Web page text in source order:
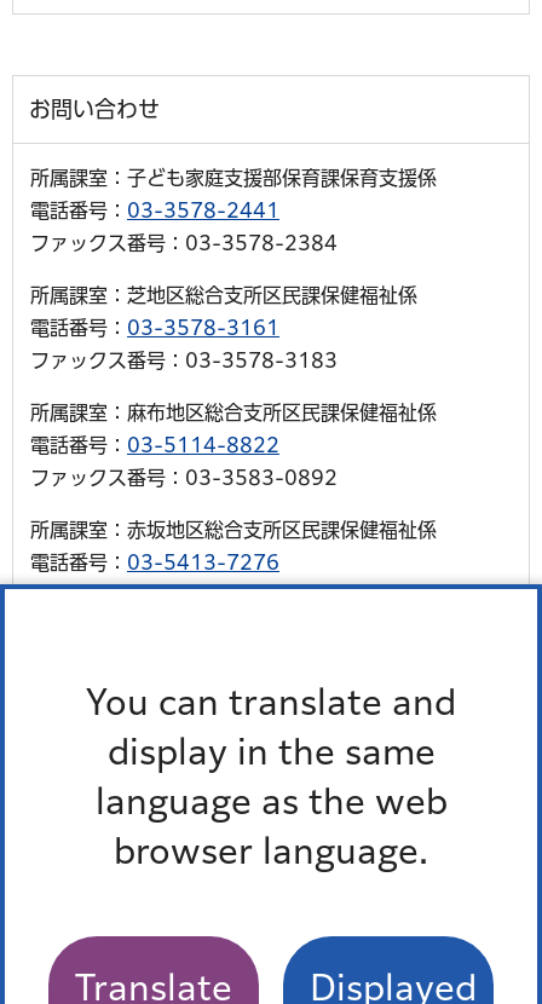
You can translate and
display in the same
language as the web
browser language.
Translate Displayed
お問い合わせ
所属課室：子ども家庭支援部保育課保育支援係
電話番号： 03-3578-2441
ファックス番号：03-3578-2384
所属課室：芝地区総合支所区民課保健福祉係
電話番号： 03-3578-3161
ファックス番号：03-3578-3183
所属課室：麻布地区総合支所区民課保健福祉係
電話番号： 03-5114-8822
ファックス番号：03-3583-0892
所属課室：赤坂地区総合支所区民課保健福祉係
電話番号： 03-5413-7276
ファックス番号：03-3402-8192
ファックス番号：03-5421-7613
所属課室：芝浦港南地区総合支所区民課保健福祉係
電話番号： 03-6400-0022
多言語対応三者通話サービス